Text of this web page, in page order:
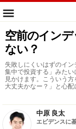
空前のイン
ない？
失敗しにくいはずのイ
集中で投資する」みた
見かけます。こういう
大丈夫かなー？」と心配
中原 良太
エビデンスに